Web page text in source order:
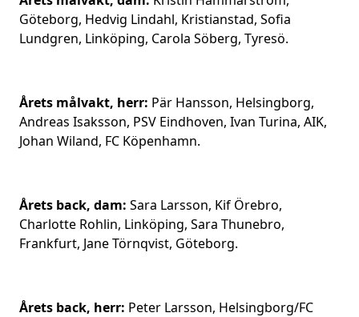
Göteborg, Hedvig Lindahl, Kristianstad, Sofia
Lundgren, Linköping, Carola Söberg, Tyresö.
Årets målvakt, herr: Pär Hansson, Helsingborg,
Andreas Isaksson, PSV Eindhoven, Ivan Turina, AIK,
Johan Wiland, FC Köpenhamn.
Årets back, dam: Sara Larsson, Kif Örebro,
Charlotte Rohlin, Linköping, Sara Thunebro,
Frankfurt, Jane Törnqvist, Göteborg.
Årets back, herr: Peter Larsson, Helsingborg/FC